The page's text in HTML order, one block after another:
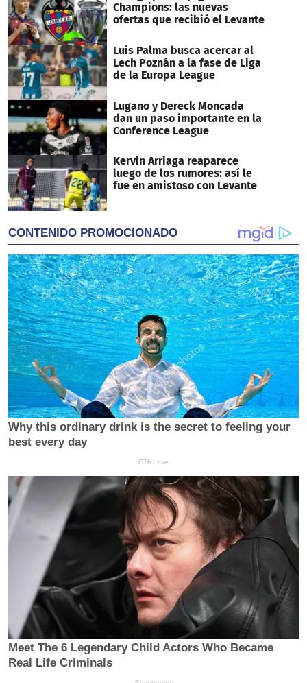
Champions: las nuevas
ofertas que recibió el Levante
Luis Palma busca acercar al
Lech Poznán a la fase de Liga
de la Europa League
Lugano y Dereck Moncada
dan un paso importante en la
Conference League
Kervin Arriaga reaparece
luego de los rumores: así le
fue en amistoso con Levante